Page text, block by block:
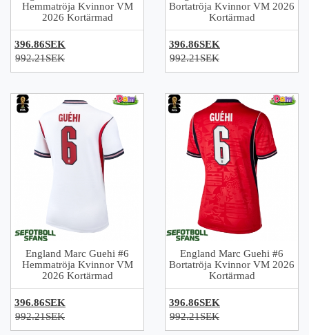
Hemmatröja Kvinnor VM
2026 Kortärmad
396.86SEK
992.21SEK
Bortatröja Kvinnor VM 2026
Kortärmad
396.86SEK
992.21SEK
England Marc Guehi #6
Hemmatröja Kvinnor VM
2026 Kortärmad
396.86SEK
992.21SEK
England Marc Guehi #6
Bortatröja Kvinnor VM 2026
Kortärmad
396.86SEK
992.21SEK